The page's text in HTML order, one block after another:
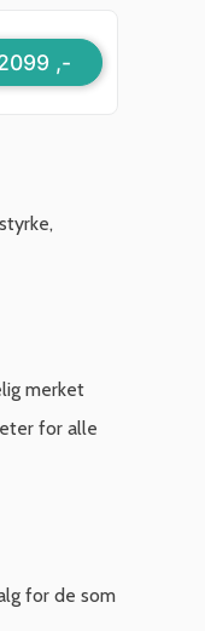
,-
merket
for alle
for de som